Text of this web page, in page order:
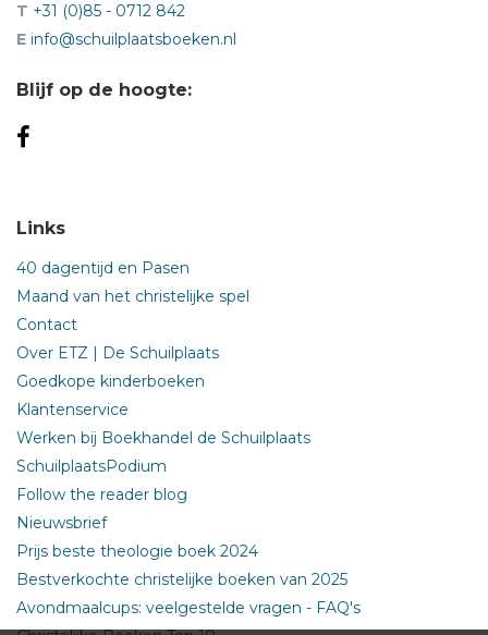
T +31 (0)85 - 0712 842
E info@schuilplaatsboeken.nl
Blijf op de hoogte:
Links
40 dagentijd en Pasen
Maand van het christelijke spel
Contact
Over ETZ | De Schuilplaats
Goedkope kinderboeken
Klantenservice
Werken bij Boekhandel de Schuilplaats
SchuilplaatsPodium
Follow the reader blog
Nieuwsbrief
Prijs beste theologie boek 2024
Bestverkochte christelijke boeken van 2025
Avondmaalcups: veelgestelde vragen - FAQ's